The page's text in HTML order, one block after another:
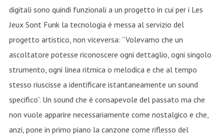
digitali sono quindi funzionali a un progetto in cui per i Les
Jeux Sont Funk la tecnologia è messa al servizio del
progetto artistico, non viceversa: “Volevamo che un
ascoltatore potesse riconoscere ogni dettaglio, ogni singolo
strumento, ogni linea ritmica o melodica e che al tempo
stesso riuscisse a identificare istantaneamente un sound
specifico”. Un sound che è consapevole del passato ma che
non vuole apparire necessariamente come nostalgico e che,
anzi, pone in primo piano la canzone come riflesso del